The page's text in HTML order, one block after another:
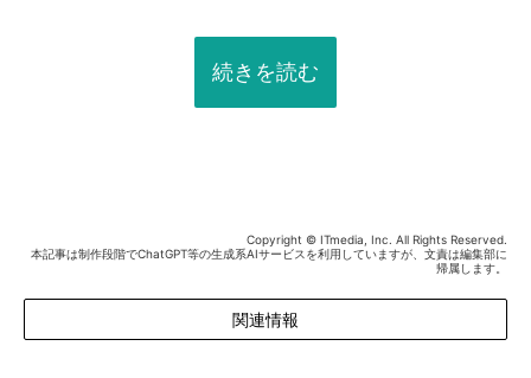
続きを読む
Copyright © ITmedia, Inc. All Rights Reserved.
本記事は制作段階でChatGPT等の生成系AIサービスを利用していますが、文責は編集部に
帰属します。
関連情報